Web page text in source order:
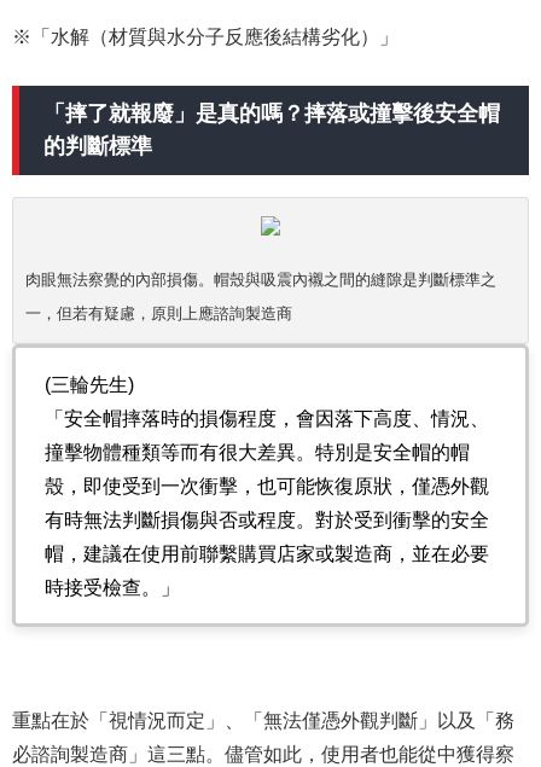
※「水解（材質與水分子反應後結構劣化）」
「摔了就報廢」是真的嗎？摔落或撞擊後安全帽
的判斷標準
肉眼無法察覺的內部損傷。帽殼與吸震內襯之間的縫隙是判斷標準之
一，但若有疑慮，原則上應諮詢製造商
(三輪先生)
「安全帽摔落時的損傷程度，會因落下高度、情況、
撞擊物體種類等而有很大差異。特別是安全帽的帽
殼，即使受到一次衝擊，也可能恢復原狀，僅憑外觀
有時無法判斷損傷與否或程度。對於受到衝擊的安全
帽，建議在使用前聯繫購買店家或製造商，並在必要
時接受檢查。」
重點在於「視情況而定」、「無法僅憑外觀判斷」以及「務
必諮詢製造商」這三點。儘管如此，使用者也能從中獲得察